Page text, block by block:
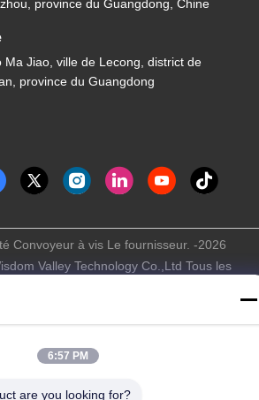
province du Guangdong, Chine
Ma Jiao, ville de Lecong, district de
province du Guangdong
confidentialité
Convoyeur à vis Le fournisseur. -2026
Valley Technology Co.,Ltd Tous les
6:57 PM
are you looking for?